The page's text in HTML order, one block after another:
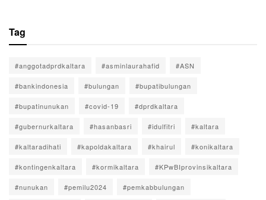
Tag
#anggotadprdkaltara #asminlaurahafid #ASN
#bankindonesia #bulungan #bupatibulungan
#bupatinunukan #covid-19 #dprdkaltara
#gubernurkaltara #hasanbasri #idulfitri #kaltara
#kaltaradihati #kapoldakaltara #khairul #konikaltara
#kontingenkaltara #kormikaltara #KPwBIprovinsikaltara
#nunukan #pemilu2024 #pemkabbulungan